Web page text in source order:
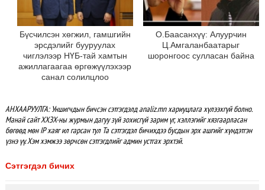
Бүсчилсэн хөгжил, гамшгийн
эрсдэлийг бууруулах
чиглэлээр НҮБ-тай хамтын
ажиллагаагаа өргөжүүлэхээр
санал солилцлоо
О.Баасанхүү: Алуурчин
Ц.Амгаланбаатарыг
шоронгоос сулласан байна
АНХААРУУЛГА: Уншигчдын бичсэн сэтгэгдэлд analiz.mn хариуцлага хүлээхгүй болно.
Манай сайт ХХЗХ-ны журмын дагуу зүй зохисгүй зарим үг, хэллэгийг хязгаарласан
бөгөөд мөн IP хаяг ил гарсан тул Та сэтгэгдэл бичихдээ бусдын эрх ашгийг хүндэтгэн
үзнэ үү. Хэм хэмжээ зөрчсөн сэтгэгдлийг админ устгах эрхтэй.
Сэтгэгдэл бичих